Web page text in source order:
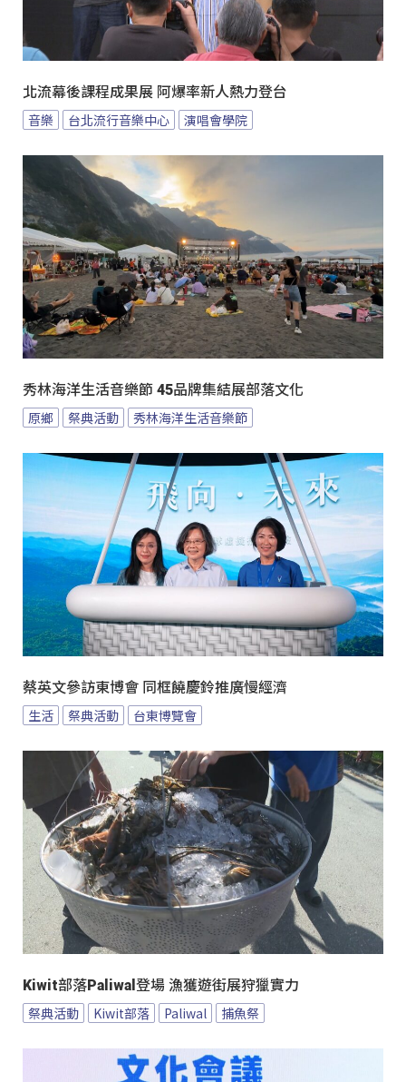
北流幕後課程成果展 阿爆率新人熱力登台
音樂 台北流行音樂中心 演唱會學院
秀林海洋生活音樂節 45品牌集結展部落文化
原鄉 祭典活動 秀林海洋生活音樂節
蔡英文參訪東博會 同框饒慶鈴推廣慢經濟
生活 祭典活動 台東博覽會
Kiwit部落Paliwal登場 漁獲遊街展狩獵實力
祭典活動 Kiwit部落 Paliwal 捕魚祭